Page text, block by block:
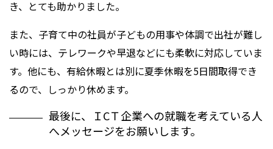
き、とても助かりました。
また、子育て中の社員が子どもの用事や体調で出社が難し
い時には、テレワークや早退などにも柔軟に対応していま
す。他にも、有給休暇とは別に夏季休暇を5日間取得でき
るので、しっかり休めます。
最後に、ＩCＴ企業への就職を考えている人
へメッセージをお願いします。